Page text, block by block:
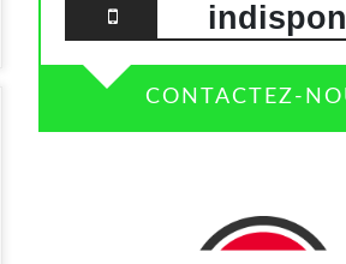
CONTACTEZ-